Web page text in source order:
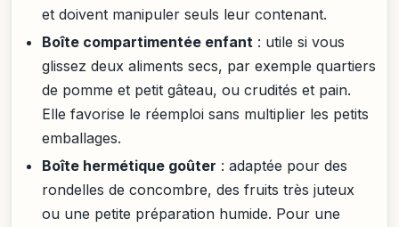
et doivent manipuler seuls leur contenant.
Boîte compartimentée enfant : utile si vous
glissez deux aliments secs, par exemple quartiers
de pomme et petit gâteau, ou crudités et pain.
Elle favorise le réemploi sans multiplier les petits
emballages.
Boîte hermétique goûter : adaptée pour des
rondelles de concombre, des fruits très juteux
ou une petite préparation humide. Pour une